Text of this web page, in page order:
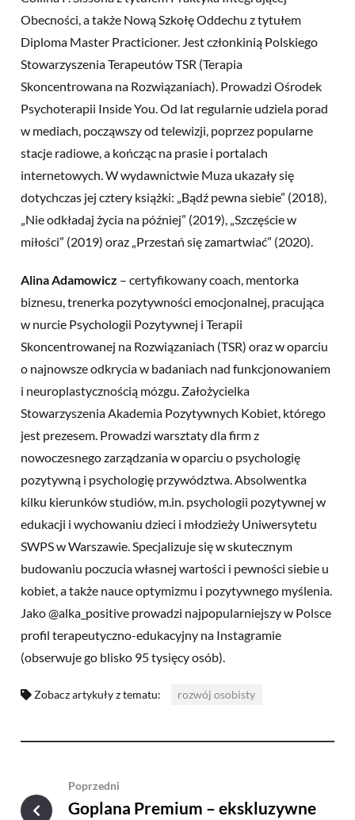
Obecności, a także Nową Szkołę Oddechu z tytułem
Diploma Master Practicioner. Jest członkinią Polskiego
Stowarzyszenia Terapeutów TSR (Terapia
Skoncentrowana na Rozwiązaniach). Prowadzi Ośrodek
Psychoterapii Inside You. Od lat regularnie udziela porad
w mediach, począwszy od telewizji, poprzez popularne
stacje radiowe, a kończąc na prasie i portalach
internetowych. W wydawnictwie Muza ukazały się
dotychczas jej cztery książki: „Bądź pewna siebie” (2018),
„Nie odkładaj życia na później” (2019), „Szczęście w
miłości” (2019) oraz „Przestań się zamartwiać” (2020).
Alina Adamowicz – certyfikowany coach, mentorka
biznesu, trenerka pozytywności emocjonalnej, pracująca
w nurcie Psychologii Pozytywnej i Terapii
Skoncentrowanej na Rozwiązaniach (TSR) oraz w oparciu
o najnowsze odkrycia w badaniach nad funkcjonowaniem
i neuroplastycznością mózgu. Założycielka
Stowarzyszenia Akademia Pozytywnych Kobiet, którego
jest prezesem. Prowadzi warsztaty dla firm z
nowoczesnego zarządzania w oparciu o psychologię
pozytywną i psychologię przywództwa. Absolwentka
kilku kierunków studiów, m.in. psychologii pozytywnej w
edukacji i wychowaniu dzieci i młodzieży Uniwersytetu
SWPS w Warszawie. Specjalizuje się w skutecznym
budowaniu poczucia własnej wartości i pewności siebie u
kobiet, a także nauce optymizmu i pozytywnego myślenia.
Jako @alka_positive prowadzi najpopularniejszy w Polsce
profil terapeutyczno-edukacyjny na Instagramie
(obserwuje go blisko 95 tysięcy osób).
Zobacz artykuły z tematu: rozwój osobisty
Poprzedni
Goplana Premium – ekskluzywne